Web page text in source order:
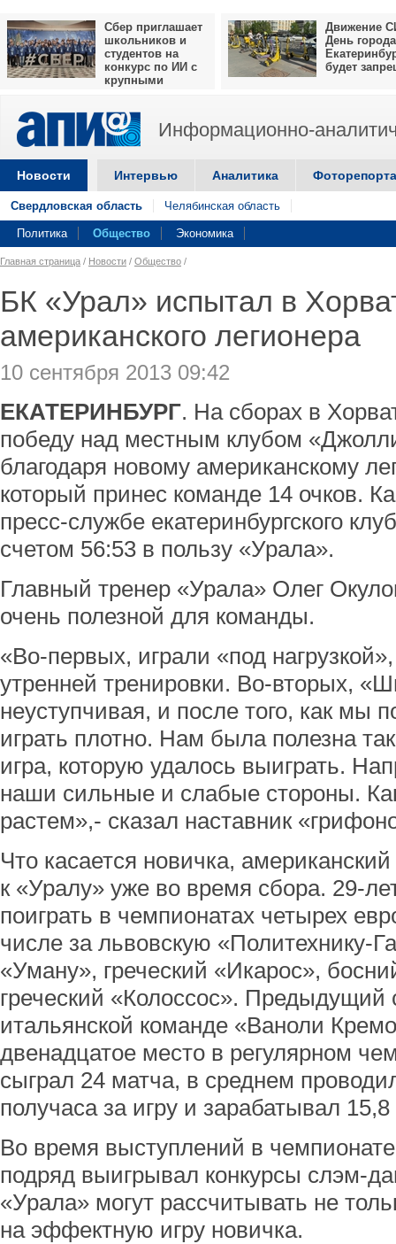
Сбер приглашает
школьников и
студентов на
конкурс по ИИ с
крупными
Движение
День города
будет
Информационно-
Новости Интервью Аналитика
Свердловская область Челябинская область
Политика Общество Экономика
Главная страница / Новости / Общество /
БК «Урал» испытал в
американского легионера
10 сентября 2013 09:42
ЕКАТЕРИНБУРГ. На сборах в
победу над местным клубом
благодаря новому американскому
который принес команде 14 очков.
пресс-службе екатеринбургского
счетом 56:53 в пользу «Урала».
Главный тренер «Урала» Олег
очень полезной для команды.
«Во-первых, играли «под
утренней тренировки. Во-вторых,
неуступчивая, и после того, как мы
играть плотно. Нам была полезна
игра, которую удалось выиграть.
наши сильные и слабые стороны.
растем»,- сказал наставник
Что касается новичка,
к «Уралу» уже во время сбора. 29-
поиграть в чемпионатах четырех
числе за львовскую «Политехнику-
«Уману», греческий «Икарос»,
греческий «Колоссос». Предыдущий
итальянской команде «Ваноли
двенадцатое место в регулярном
сыграл 24 матча, в среднем
получаса за игру и зарабатывал 15,8
Во время выступлений в
подряд выигрывал конкурсы слэм-
«Урала» могут рассчитывать не
на эффектную игру новичка.